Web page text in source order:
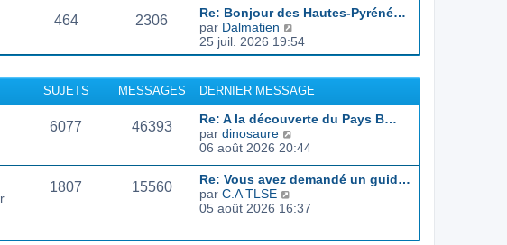
s
t
r
l
e
d
n
i
e
464 2306
Re: Bonjour des Hautes-Pyréné…
par Dalmatien
o
n
u
l
e
l
e
d
r
25 juil. 2026 19:54
SUJETS MESSAGES DERNIER MESSAGE
6077 46393
Re: A la découverte du Pays B…
par dinosaure
o
s
l
06 août 2026 20:44
1807 15560
Re: Vous avez demandé un guid…
par C.A TLSE
o
05 août 2026 16:37